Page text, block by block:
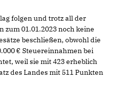
folgen und trotz all der
01.01.2023 noch keine
beschließen, obwohl die
€ Steuereinnahmen bei
weil sie mit 423 erheblich
des Landes mit 511 Punkten